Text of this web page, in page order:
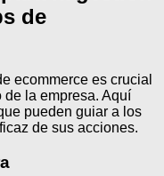
de
ecommerce es crucial
de la empresa. Aquí
pueden guiar a los
de sus acciones.